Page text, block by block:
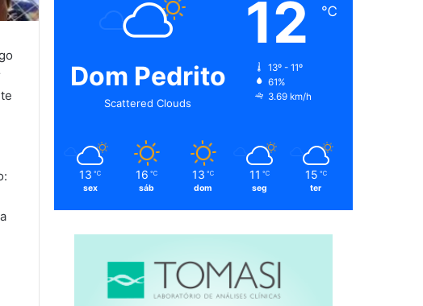
Dom Pedrito
Scattered Clouds
12 ℃
13º - 11º
61%
3.69 km/h
13 ℃
sex
16 ℃
sáb
13 ℃
dom
11 ℃
seg
15 ℃
ter